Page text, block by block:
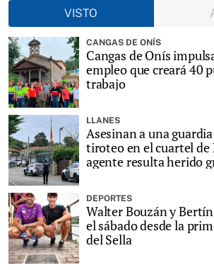
VISTO
CANGAS DE ONÍS
Cangas de Onís
empleo que creará 40
trabajo
LLANES
Asesinan a una
tiroteo en el cuartel de
agente resulta herido
DEPORTES
Walter Bouzán y
el sábado desde la
del Sella